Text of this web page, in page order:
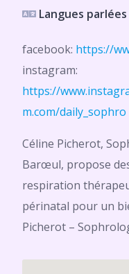
Langues parlées
facebook: https://
instagram:
https://
m.com/daily_sophro
Céline Picherot,
Barœul, propose
respiration
périnatal pour un
Picherot –